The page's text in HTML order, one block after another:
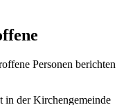
Personen berichten
in der Kirchengemeinde